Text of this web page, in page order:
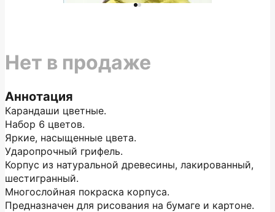
Аннотация
Карандаши цветные.
Набор 6 цветов.
Яркие, насыщенные цвета.
Ударопрочный грифель.
Корпус из натуральной древесины, лакированный,
шестигранный.
Многослойная покраска корпуса.
Предназначен для рисования на бумаге и картоне.
Нет в продаже